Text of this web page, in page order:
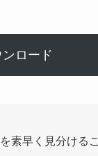
ロード
素早く見分ける